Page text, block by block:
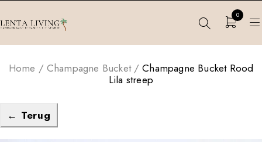
0
Home / Champagne Bucket / Champagne Bucket Rood
Lila streep
← Terug